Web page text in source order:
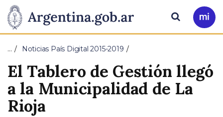
Presidencia
de
la
Nación
Pasar al contenido principal
Ir
a
Buscar
… Noticias País Digital 2015-2019
El Tablero de Gestión llegó
a la Municipalidad de La
Rioja